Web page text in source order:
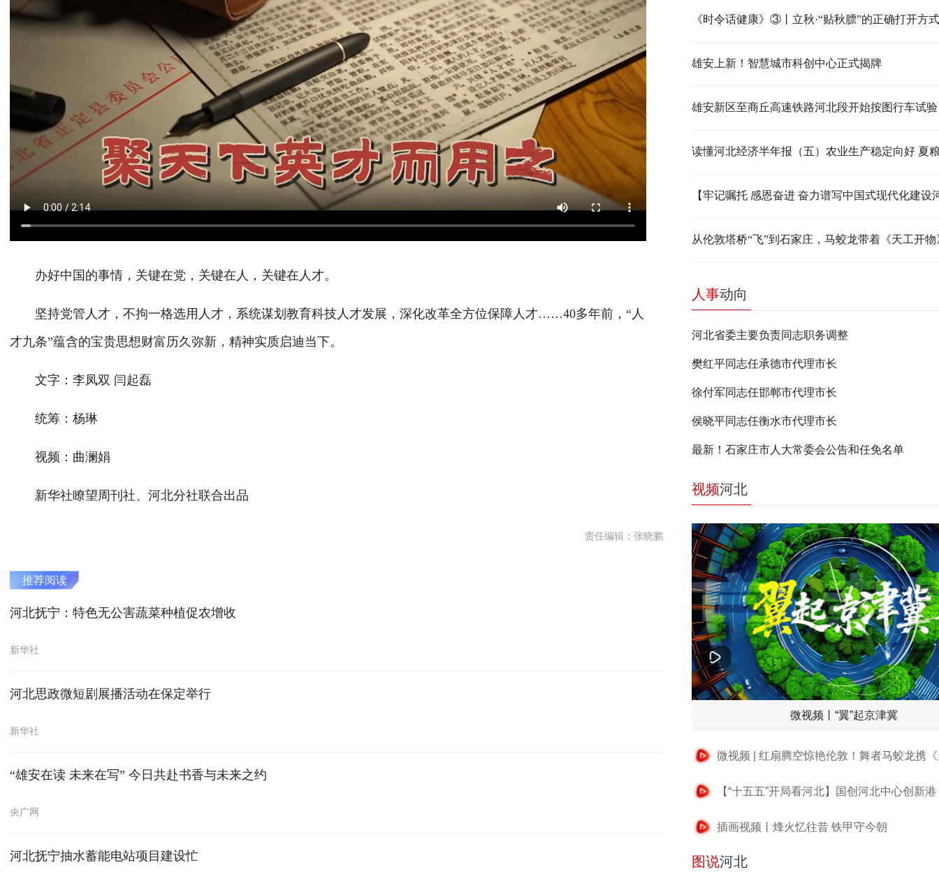
办好中国的事情，关键在党，关键在人，关键在人才。
坚持党管人才，不拘一格选用人才，系统谋划教育科技人才发展，深化改革全方位保障人才……40多年前，“人
才九条”蕴含的宝贵思想财富历久弥新，精神实质启迪当下。
文字：李凤双 闫起磊
统筹：杨琳
视频：曲澜娟
新华社瞭望周刊社、河北分社联合出品
责任编辑：张晓鹏
推荐阅读
河北抚宁：特色无公害蔬菜种植促农增收
新华社
河北思政微短剧展播活动在保定举行
新华社
“雄安在读 未来在写” 今日共赴书香与未来之约
央广网
河北抚宁抽水蓄能电站项目建设忙
《时令话健康》③丨立秋·“贴秋膘”的正确打开方式
雄安上新！智慧城市科创中心正式揭牌
雄安新区至商丘高速铁路河北段开始按图行车试验
从伦敦塔桥“飞”到石家庄，马蛟龙带着《天工开
人事动向
河北省委主要负责同志职务调整
樊红平同志任承德市代理市长
徐付军同志任邯郸市代理市长
侯晓平同志任衡水市代理市长
最新！石家庄市人大常委会公告和任免名单
视频河北
微视频丨“翼”起京津冀
插画视频丨烽火忆往昔 铁甲守今朝
图说河北